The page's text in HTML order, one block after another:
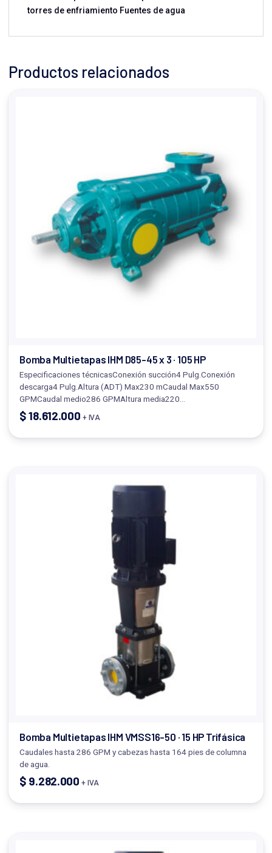
torres de enfriamiento Fuentes de agua
Productos relacionados
Bomba Multietapas IHM D85-45 x 3 · 105 HP
Especificaciones técnicasConexión succión4 Pulg.Conexión
descarga4 Pulg.Altura (ADT) Max230 mCaudal Max550
GPMCaudal medio286 GPMAltura media220…
$18.612.000 + IVA
Bomba Multietapas IHM VMSS16-50 · 15 HP Trifásica
Caudales hasta 286 GPM y cabezas hasta 164 pies de columna
de agua.
$ 9.282.000 + IVA